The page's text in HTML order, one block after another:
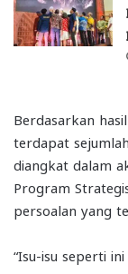
Berdasarkan
terdapat
diangkat dalam
Program
persoalan yang
“Isu-isu seperti